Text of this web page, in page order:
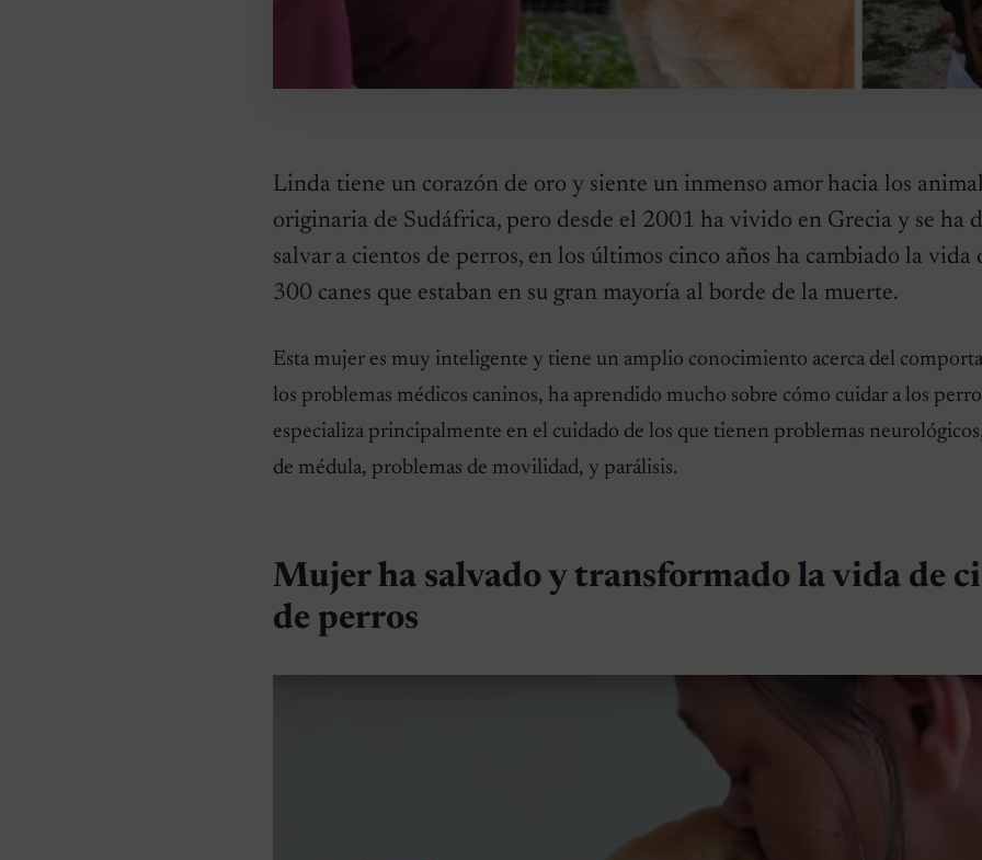
Linda tiene un corazón de oro y siente un inmenso amor hacia los
originaria de Sudáfrica, pero desde el 2001 ha vivido en Grecia y se ha
salvar a cientos de perros, en los últimos cinco años ha cambiado la vida
300 canes que estaban en su gran mayoría al borde de la muerte.
Esta mujer es muy inteligente y tiene un amplio conocimiento acerca del
los problemas médicos caninos, ha aprendido mucho sobre cómo cuidar a los
especializa principalmente en el cuidado de los que tienen problemas
de médula, problemas de movilidad, y parálisis.
Mujer ha salvado y transformado la vida de
de perros